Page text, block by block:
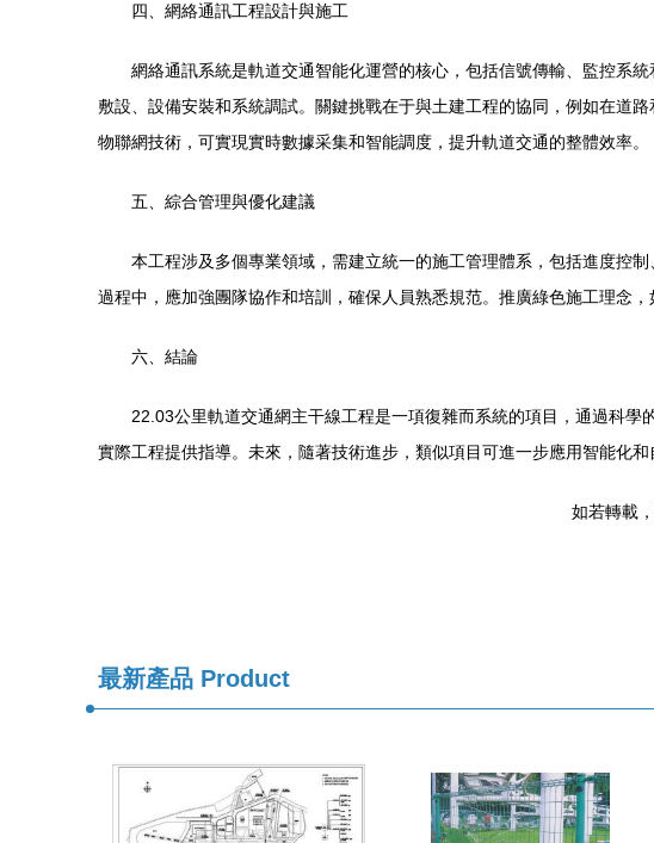
四、網絡通訊工程設計與施工
網絡通訊系統是軌道交通智能化運營的核心，包括信號傳輸、監控系
敷設、設備安裝和系統調試。關鍵挑戰在于與土建工程的協同，例如在道
物聯網技術，可實現實時數據采集和智能調度，提升軌道交通的整體效率。
五、綜合管理與優化建議
本工程涉及多個專業領域，需建立統一的施工管理體系，包括進度控
過程中，應加強團隊協作和培訓，確保人員熟悉規范。推廣綠色施工理念
六、結論
22.03公里軌道交通網主干線工程是一項復雜而系統的項目，通過科
實際工程提供指導。未來，隨著技術進步，類似項目可進一步應用智能化
如若轉載
最新產品 Product